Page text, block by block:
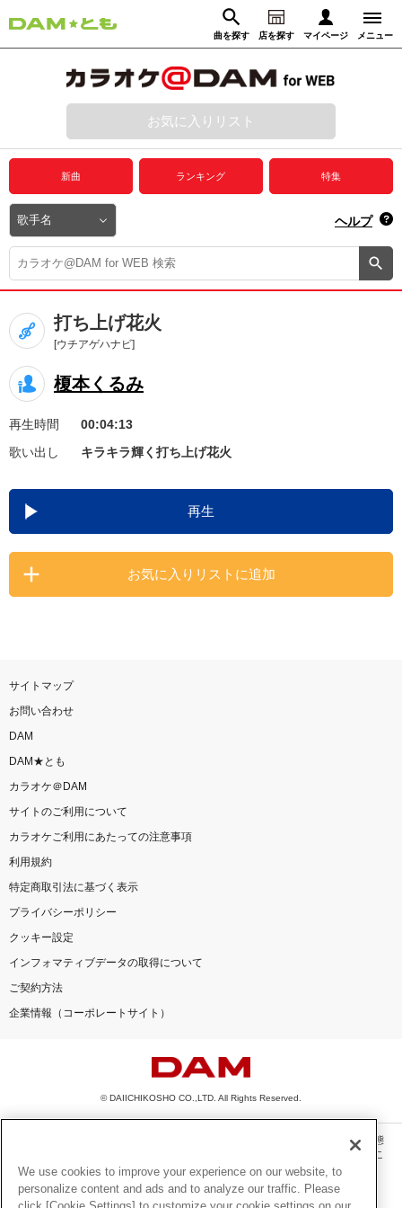
曲を探す 店を探す マイページ メニュー
動画からさがす 録音からさがす
ログイン
プレミアムサービス
DAM★とも動画
DAM★とも録音
カラオケ＠DAM
ユーザー検索
キャンペーン
お知らせ よくあるご質問
DAMの新曲・ランキングなど
カラオケ最新情報をチェック！
お気に入りリスト
新曲 ランキング 特集
ヘルプ
打ち上げ花火
[ウチアゲハナビ]
榎本くるみ
再生時間
00:04:13
歌い出し
キラキラ輝く打ち上げ花火
再生
お気に入りリストに追加
サイトマップ
お問い合わせ
DAM
DAM★とも
カラオケ＠DAM
サイトのご利用について
カラオケご利用にあたっての注意事項
利用規約
特定商取引法に基づく表示
プライバシーポリシー
クッキー設定
インフォマティブデータの取得について
ご契約方法
企業情報（コーポレートサイト）
© DAIICHIKOSHO CO.,LTD. All Rights Reserved.
このサイトに掲載されている一切の文章・画像・写真・動画・音声等を、手段や形態
を問わず、著作権法の定める範囲を超えて無断で複製、転載、ファイル化などするこ
とを禁じます。
楽曲及びコンテンツは、機種によりご利用いただけない場合があります。
We use cookies to improve your experience on our website, to
personalize content and ads and to analyze our traffic. Please